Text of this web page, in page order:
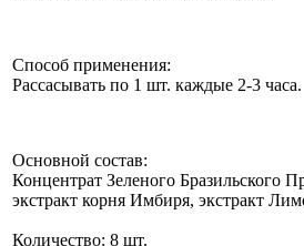
Способ применения:
Рассасывать по 1 шт. каждые 2-3 часа.
Основной состав:
Концентрат Зеленого Бразильского
экстракт корня Имбиря, экстракт
Количество: 8 шт.